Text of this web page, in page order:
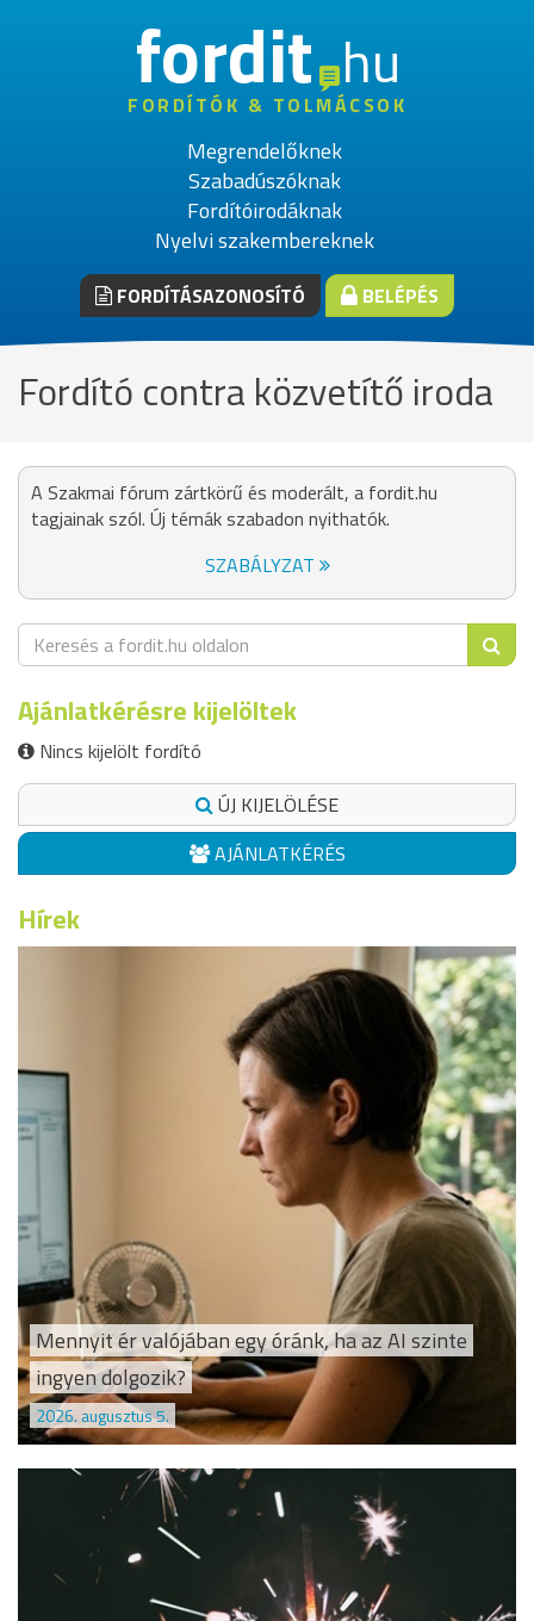
fordithu
FORDÍTÓK & TOLMÁCSOK
Megrendelőknek
Szabadúszóknak
Fordítóirodáknak
Nyelvi szakembereknek
FORDÍTÁSAZONOSÍTÓ BELÉPÉS
Fordító contra közvetítő iroda
A Szakmai fórum zártkörű és moderált, a fordit.hu
tagjainak szól. Új témák szabadon nyithatók.
SZABÁLYZAT
Ajánlatkérésre kijelöltek
Nincs kijelölt fordító
ÚJ KIJELÖLÉSE
AJÁNLATKÉRÉS
Hírek
Mennyit ér valójában egy óránk, ha az AI szinte
ingyen dolgozik?
2026. augusztus 5.